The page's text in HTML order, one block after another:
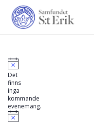
Notis
Det
finns
inga
kommande
evenemang.
Notis